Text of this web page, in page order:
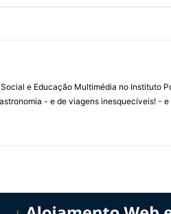
e Educação Multimédia no Instituto
- e de viagens inesquecíveis! -